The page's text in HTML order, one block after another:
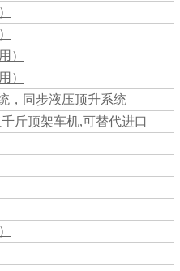
）
）
，同步液压顶升系统
斤顶架车机,可替代进口